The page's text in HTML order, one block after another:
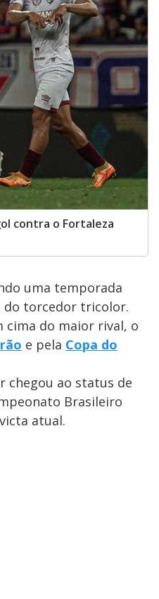
contra o Fortaleza
uma temporada
do torcedor tricolor.
cima do maior rival, o
e pela Copa do
chegou ao status de
Brasileiro
atual.